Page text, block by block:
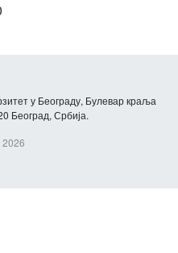
у Београду, Булевар краља
Београд, Србија.